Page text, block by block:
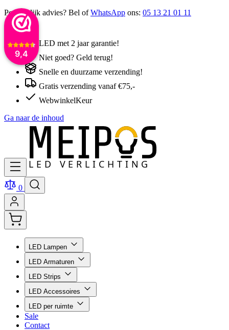
9,4
Persoonlijk advies? Bel ofWhatsApp ons: 05 13 21 01 11
LED met 2 jaar garantie!
Niet goed? Geld terug!
Snelle en duurzame verzending!
Gratis verzending vanaf €75,-
WebwinkelKeur
Ga naar de inhoud
0
LED Lampen
LED Armaturen
LED Strips
LED Accessoires
LED per ruimte
Sale
Contact